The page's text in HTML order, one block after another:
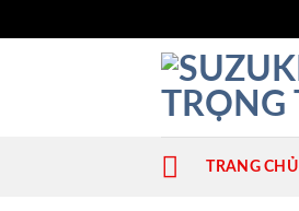
TRANG CHỦ